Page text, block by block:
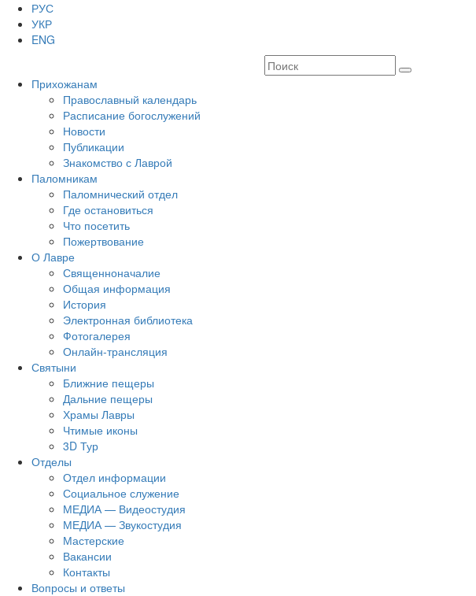
РУС
УКР
ENG
Прихожанам
Православный календарь
Расписание богослужений
Новости
Публикации
Знакомство с Лаврой
Паломникам
Паломнический отдел
Где остановиться
Что посетить
Пожертвование
О Лавре
Священноначалие
Общая информация
История
Электронная библиотека
Фотогалерея
Онлайн-трансляция
Святыни
Ближние пещеры
Дальние пещеры
Храмы Лавры
Чтимые иконы
3D Тур
Отделы
Отдел информации
Социальное служение
МЕДИА — Видеостудия
МЕДИА — Звукостудия
Мастерские
Вакансии
Контакты
Вопросы и ответы